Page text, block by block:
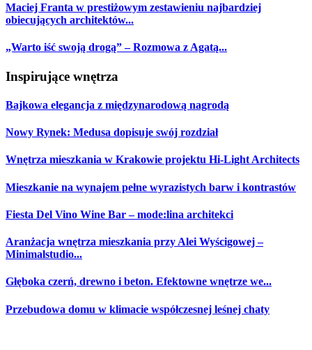
Maciej Franta w prestiżowym zestawieniu najbardziej
obiecujących architektów...
„Warto iść swoją drogą” – Rozmowa z Agatą...
Inspirujące wnętrza
Bajkowa elegancja z międzynarodową nagrodą
Nowy Rynek: Medusa dopisuje swój rozdział
Wnętrza mieszkania w Krakowie projektu Hi-Light Architects
Mieszkanie na wynajem pełne wyrazistych barw i kontrastów
Fiesta Del Vino Wine Bar – mode:lina architekci
Aranżacja wnętrza mieszkania przy Alei Wyścigowej –
Minimalstudio...
Głęboka czerń, drewno i beton. Efektowne wnętrze we...
Przebudowa domu w klimacie współczesnej leśnej chaty